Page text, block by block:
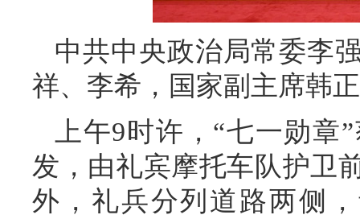
中共中央政治局常委李
祥、李希，国家副主席韩
上午9时许，“七一勋
发，由礼宾摩托车队护卫
外，礼兵分列道路两侧